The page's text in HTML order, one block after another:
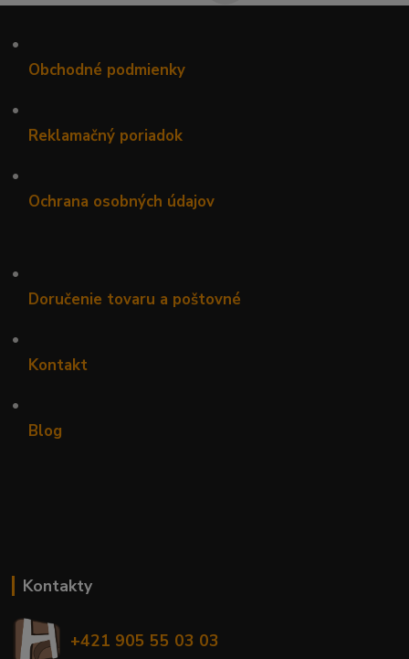
•
Obchodné podmienky
•
Reklamačný poriadok
•
Ochrana osobných údajov
•
Doručenie tovaru a poštovné
•
Kontakt
•
Blog
Kontakty
+421 905 55 03 03